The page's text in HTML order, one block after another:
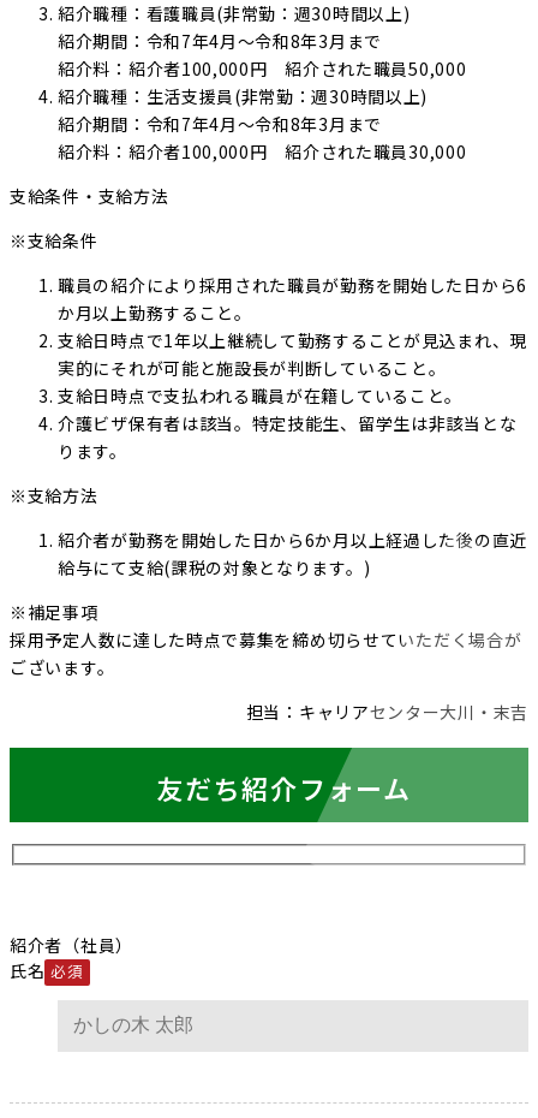
紹介職種：看護職員(非常勤：週30時間以上)
紹介期間：令和7年4月～令和8年3月まで
紹介料：紹介者100,000円 紹介された職員50,000
紹介職種：生活支援員(非常勤：週30時間以上)
紹介期間：令和7年4月～令和8年3月まで
紹介料：紹介者100,000円 紹介された職員30,000
支給条件・支給方法
※支給条件
職員の紹介により採用された職員が勤務を開始した日から6
か月以上勤務すること。
支給日時点で1年以上継続して勤務することが見込まれ、現
実的にそれが可能と施設長が判断していること。
支給日時点で支払われる職員が在籍していること。
介護ビザ保有者は該当。特定技能生、留学生は非該当とな
ります。
※支給方法
紹介者が勤務を開始した日から6か月以上経過した後の直近
給与にて支給(課税の対象となります。)
※補足事項
採用予定人数に達した時点で募集を締め切らせていただく場合が
ございます。
担当：キャリアセンター大川・末吉
友だち紹介フォーム
紹介者（社員）
氏名 必須